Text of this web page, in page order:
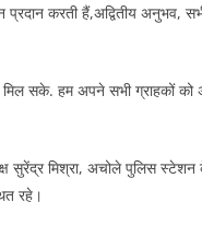
करती हैं,अद्वितीय अनुभव,
सके. हम अपने सभी ग्राहकों को
सुरेंद्र मिश्रा, अचोले पुलिस स्टेशन
रहे।